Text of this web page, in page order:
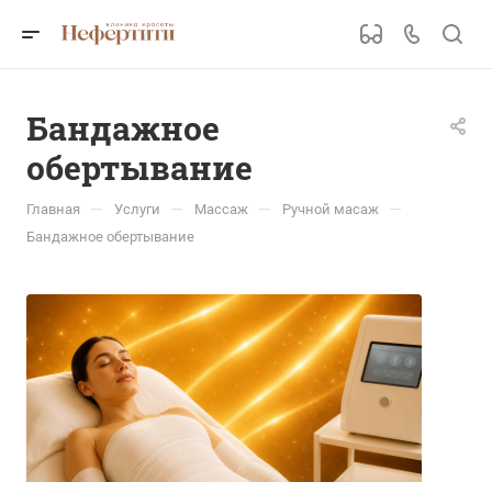
Бандажное
обертывание
Главная — Услуги — Массаж — Ручной масаж —
Бандажное обертывание